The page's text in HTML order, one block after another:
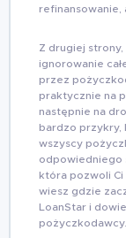
refinansowanie,
Z drugiej
ignorowanie
przez
praktycznie na
następnie na
bardzo przykry,
wszyscy
odpowiedniego
która pozwoli
wiesz gdzie
LoanStar i
pożyczkodawcy.